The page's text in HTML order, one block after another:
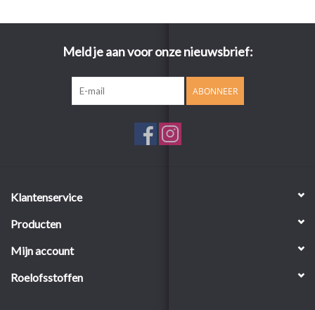
Meld je aan voor onze nieuwsbrief:
ABONNEER
Klantenservice
Producten
Mijn account
Roelofsstoffen